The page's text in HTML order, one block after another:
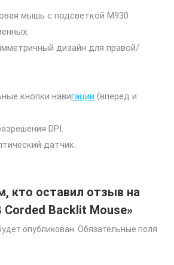
мышь с подсветкой M930
дизайн для правой/
кнопки навигации (вперед и
DPI.
датчик.
кто оставил отзыв на
Corded Backlit Mouse»
опубликован. Обязательные поля